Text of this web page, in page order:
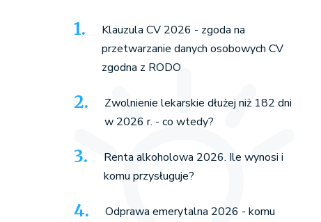
Klauzula CV 2026 - zgoda na
przetwarzanie danych osobowych CV
zgodna z RODO
Zwolnienie lekarskie dłużej niż 182 dni
w 2026 r. - co wtedy?
Renta alkoholowa 2026. Ile wynosi i
komu przysługuje?
Odprawa emerytalna 2026 - komu